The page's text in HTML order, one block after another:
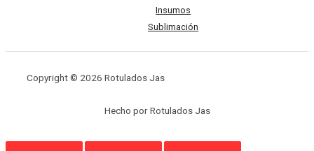
Insumos
Sublimación
Copyright © 2026 Rotulados Jas
Hecho por Rotulados Jas